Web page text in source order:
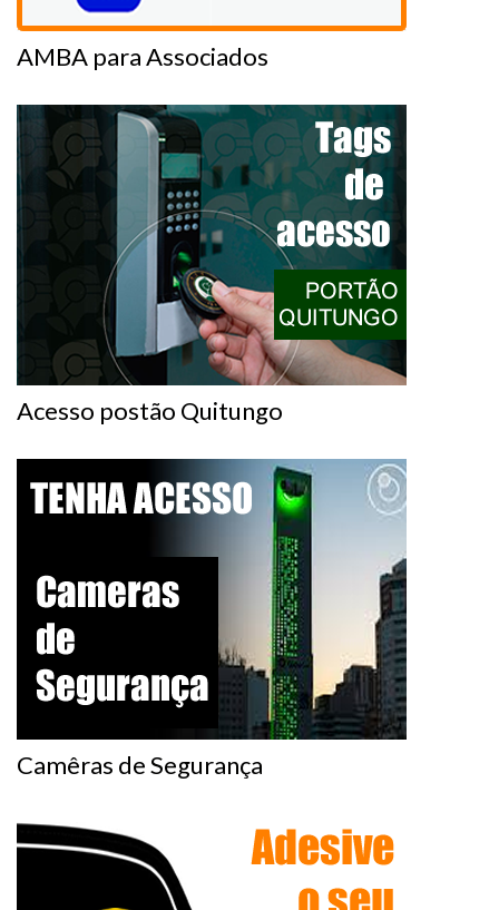
AMBA para Associados
Acesso postão Quitungo
Camêras de Segurança